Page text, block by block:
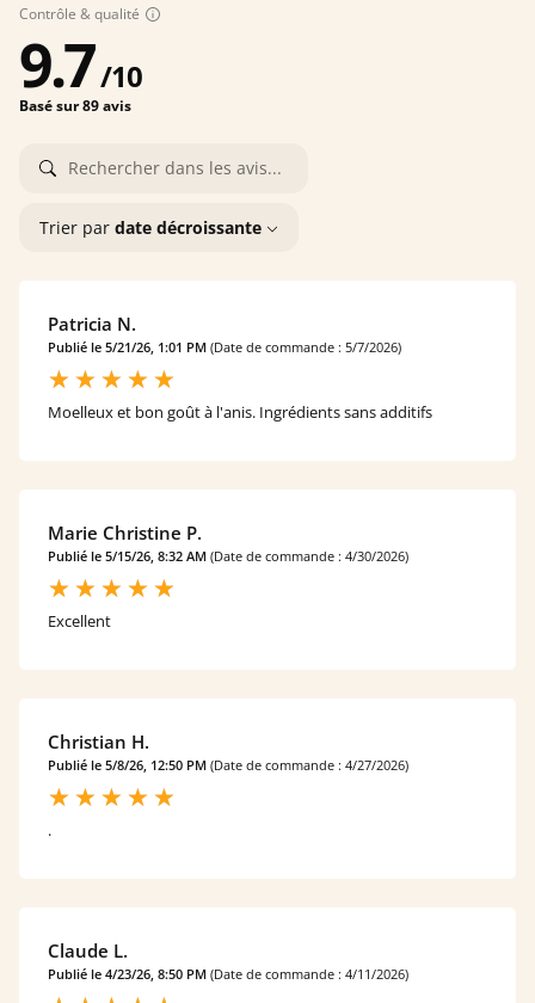
Contrôle & qualité
9.7/10
Basé sur 89 avis
Trier par date décroissante
Patricia N.
Publié le 5/21/26, 1:01 PM (Date de commande : 5/7/2026)
Moelleux et bon goût à l'anis. Ingrédients sans additifs
Marie Christine P.
Publié le 5/15/26, 8:32 AM (Date de commande : 4/30/2026)
Excellent
Christian H.
Publié le 5/8/26, 12:50 PM (Date de commande : 4/27/2026)
.
Claude L.
Publié le 4/23/26, 8:50 PM (Date de commande : 4/11/2026)